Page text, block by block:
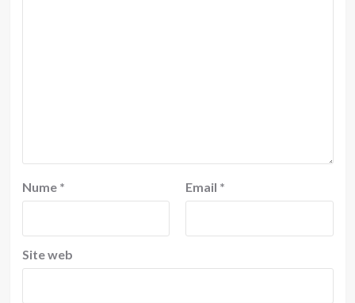
Nume * Email *
Site web